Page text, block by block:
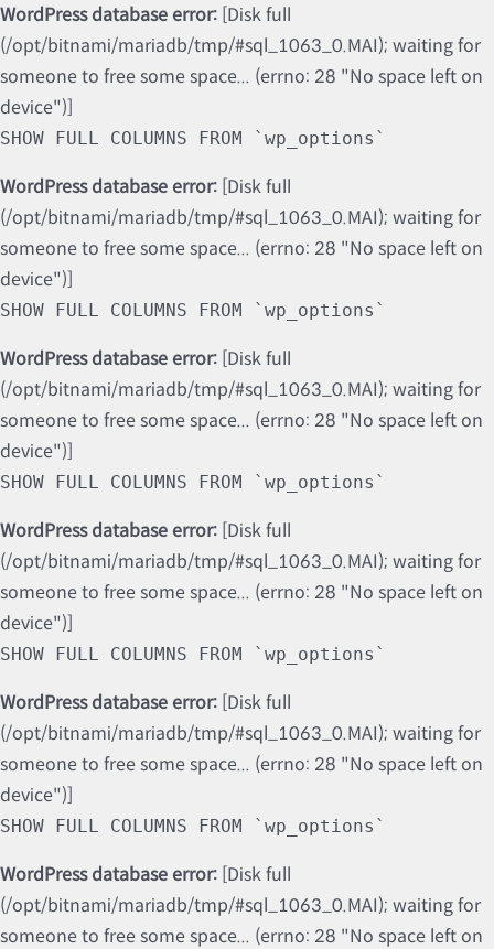
WordPress database error: [Disk full
(/opt/bitnami/mariadb/tmp/#sql_1063_0.MAI); waiting for
someone to free some space... (errno: 28 "No space left on
device")]
SHOW FULL COLUMNS FROM `wp_options`
WordPress database error: [Disk full
(/opt/bitnami/mariadb/tmp/#sql_1063_0.MAI); waiting for
someone to free some space... (errno: 28 "No space left on
device")]
SHOW FULL COLUMNS FROM `wp_options`
WordPress database error: [Disk full
(/opt/bitnami/mariadb/tmp/#sql_1063_0.MAI); waiting for
someone to free some space... (errno: 28 "No space left on
device")]
SHOW FULL COLUMNS FROM `wp_options`
WordPress database error: [Disk full
(/opt/bitnami/mariadb/tmp/#sql_1063_0.MAI); waiting for
someone to free some space... (errno: 28 "No space left on
device")]
SHOW FULL COLUMNS FROM `wp_options`
WordPress database error: [Disk full
(/opt/bitnami/mariadb/tmp/#sql_1063_0.MAI); waiting for
someone to free some space... (errno: 28 "No space left on
device")]
SHOW FULL COLUMNS FROM `wp_options`
WordPress database error: [Disk full
(/opt/bitnami/mariadb/tmp/#sql_1063_0.MAI); waiting for
someone to free some space... (errno: 28 "No space left on